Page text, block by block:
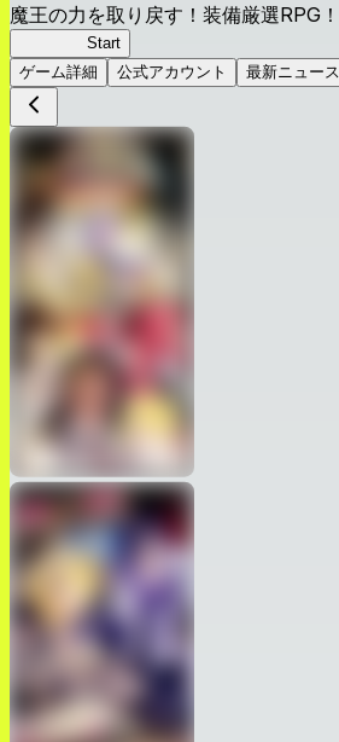
魔王の力を取り戻す！装備厳選RPG！
Start
ゲーム詳細
公式アカウント 最新ニュース